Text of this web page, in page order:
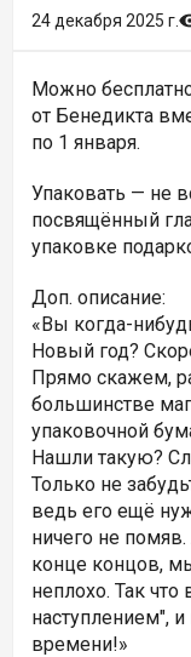
24 декабря 2025 г.
Можно
от Бенедикта
по 1 января.
Упаковать — не
посвящённый
упаковке
Доп. описание:
«Вы когда-
Новый год?
Прямо скажем,
большинстве
упаковочной
Нашли такую?
Только не
ведь его ещё
ничего не
конце концов,
неплохо. Так
наступлением",
времени!»